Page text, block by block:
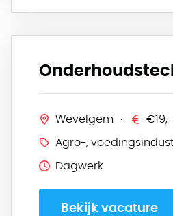
Wevelgem
Agro-,
Dagwerk
Bekijk vacature